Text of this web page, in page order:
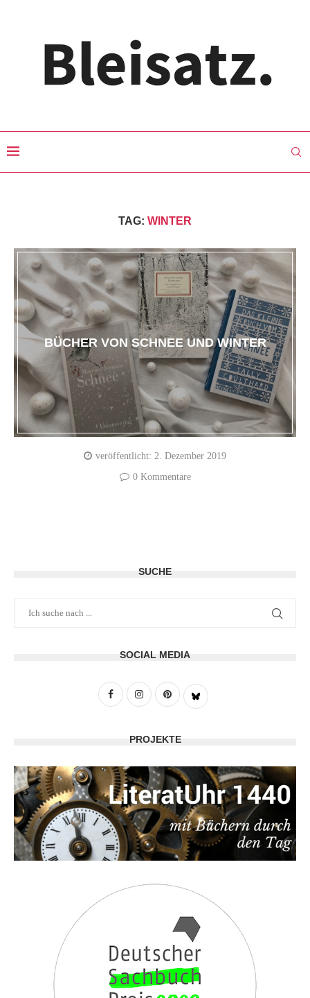
TAG: WINTER
BÜCHER VON SCHNEE UND WINTER
veröffentlicht: 2. Dezember 2019
0 Kommentare
SUCHE
SOCIAL MEDIA
PROJEKTE